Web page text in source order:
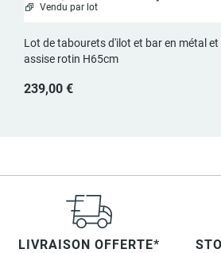
Lot de tabourets d'ilot et bar en métal et
assise rotin H65cm
239,00 €
Vendu par lot
LIVRAISON OFFERTE*